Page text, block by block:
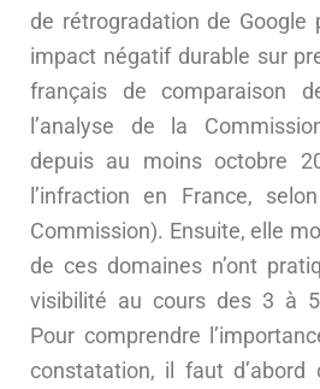
de rétrogradation de Google
impact négatif durable sur
français de comparaison
l’analyse de la
depuis au moins octobre
l’infraction en France,
Commission). Ensuite, elle
de ces domaines n’ont
visibilité au cours des 3 à
Pour comprendre
constatation, il faut d’abord